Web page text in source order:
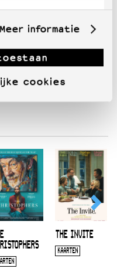
Meer informatie
cookies
THE INVITE
KAARTEN